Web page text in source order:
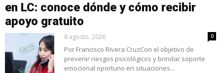
en LC: conoce dónde y cómo recibir
apoyo gratuito
8 agosto, 2026 0
Por Francisco Rivera CruzCon el objetivo de
prevenir riesgos psicológicos y brindar soporte
emocional oportuno en situaciones...